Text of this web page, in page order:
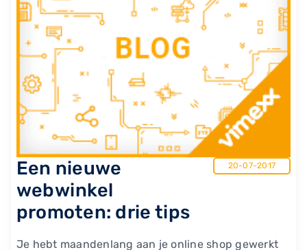
Een nieuwe
webwinkel
promoten: drie tips
20-07-2017
Je hebt maandenlang aan je online shop gewerkt